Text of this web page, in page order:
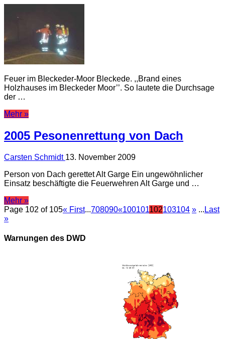
Feuer im Bleckeder-Moor Bleckede. ,,Brand eines
Holzhauses im Bleckeder Moor’’. So lautete die Durchsage
der …
Mehr »
2005 Pesonenrettung von Dach
Carsten Schmidt 13. November 2009
Person von Dach gerettet Alt Garge Ein ungewöhnlicher
Einsatz beschäftigte die Feuerwehren Alt Garge und …
Mehr »
Page 102 of 105« First...708090«100101102103104 » ... Last
»
Warnungen des DWD